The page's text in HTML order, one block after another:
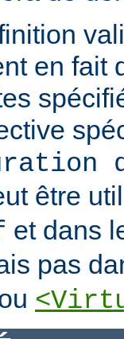
en fait
être
et dans
pas